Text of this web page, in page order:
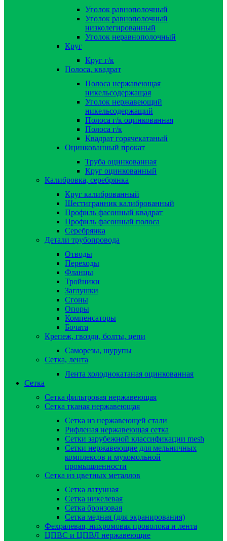
Уголок равнополочный
Уголок равнополочный
низколегированный
Уголок неравнополочный
Круг
Круг г/к
Полоса, квадрат
Полоса нержавеющая
никельсодержащая
Уголок нержавеющий
никельсодержащий
Полоса г/к оцинкованная
Полоса г/к
Квадрат горячекатаный
Оцинкованный прокат
Труба оцинкованная
Круг оцинкованный
Калибровка, серебрянка
Круг калиброванный
Шестигранник калиброванный
Профиль фасонный квадрат
Профиль фасонный полоса
Серебрянка
Детали трубопровода
Отводы
Переходы
Фланцы
Тройники
Заглушки
Сгоны
Опоры
Компенсаторы
Бочата
Крепеж, гвозди, болты, цепи
Саморезы, шурупы
Сетка, лента
Лента холоднокатаная оцинкованная
Сетка
Сетка фильтровая нержавеющая
Сетка тканая нержавеющая
Сетка из нержавеющей стали
Рифленая нержавеющая сетка
Сетки зарубежной классификации mesh
Сетки нержавеющие для мельничных
комплексов и мукомольной
промышленности
Сетка из цветных металлов
Сетка латунная
Сетка никелевая
Сетка бронзовая
Сетка медная (для экранирования)
Фехралевая, нихромовая проволока и лента
ЦПВС и ЦПВЛ нержавеющие